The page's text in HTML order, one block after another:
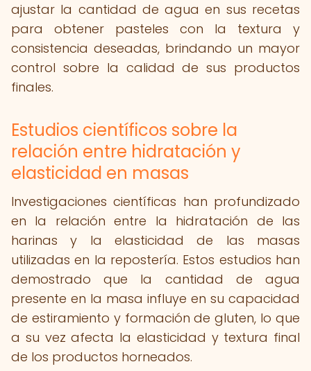
ajustar la cantidad de agua en sus recetas
para obtener pasteles con la textura y
consistencia deseadas, brindando un mayor
control sobre la calidad de sus productos
finales.
Estudios científicos sobre la
relación entre hidratación y
elasticidad en masas
Investigaciones científicas han profundizado
en la relación entre la hidratación de las
harinas y la elasticidad de las masas
utilizadas en la repostería. Estos estudios han
demostrado que la cantidad de agua
presente en la masa influye en su capacidad
de estiramiento y formación de gluten, lo que
a su vez afecta la elasticidad y textura final
de los productos horneados.